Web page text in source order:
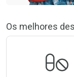
Os melhores